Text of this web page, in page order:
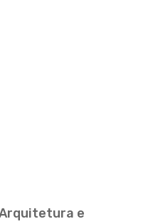
Arquitetura e